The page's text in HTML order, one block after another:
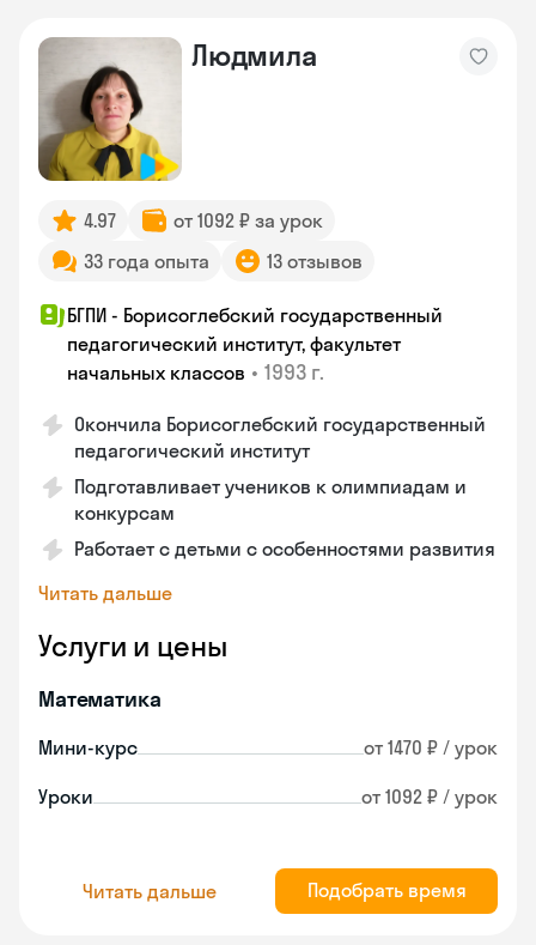
Людмила
4.97
от 1092 ₽ за урок
33 года опыта
13 отзывов
БГПИ - Борисоглебский государственный
педагогический институт, факультет
начальных классов • 1993 г.
Окончила Борисоглебский государственный
педагогический институт
Подготавливает учеников к олимпиадам и
конкурсам
Работает с детьми с особенностями развития
Читать дальше
Услуги и цены
Математика
Мини-курс от 1470 ₽ / урок
Уроки от 1092 ₽ / урок
Читать дальше Подобрать время